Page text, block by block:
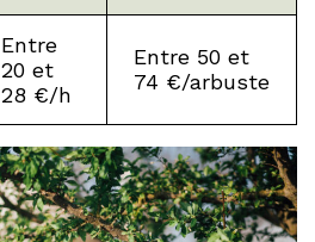
Entre
20 et
28 €/h
Entre 50 et
74 €/arbuste